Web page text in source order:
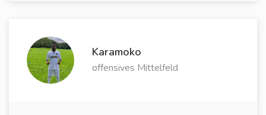
Karamoko
offensives Mittelfeld